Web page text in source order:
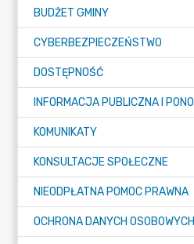
BUDŻET GMINY
CYBERBEZPIECZEŃSTWO
DOSTĘPNOŚĆ
KOMUNIKATY
KONSULTACJE SPOŁECZNE
NIEODPŁATNA POMOC PRAWNA
OCHRONA DANYCH OSOBOWYCH